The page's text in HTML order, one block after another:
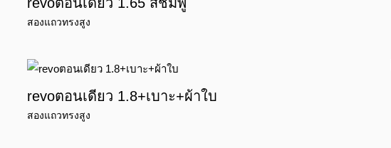
สองแถวทรงสูง
revoตอนเดียว 1.8+เบาะ+ผ้าใบ
สองแถวทรงสูง